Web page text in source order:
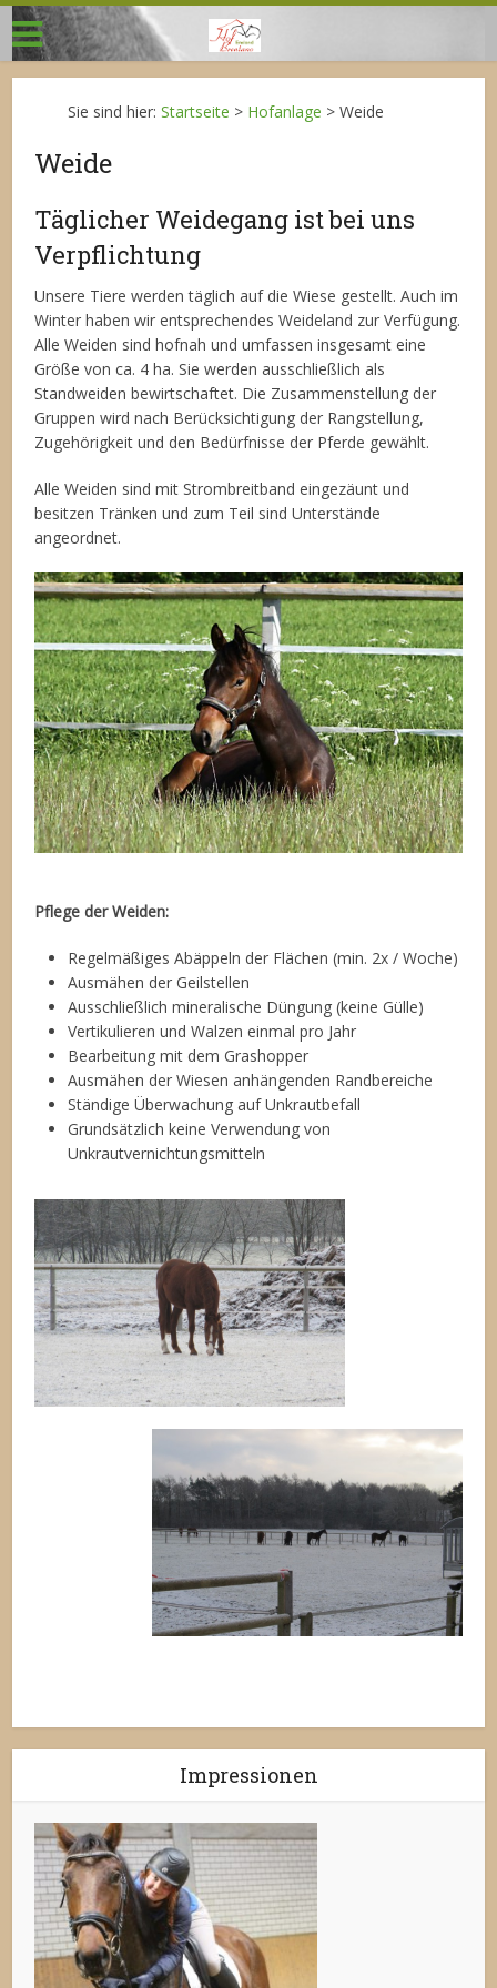
Sie sind hier:Startseite > Hofanlage >Weide
Weide
Täglicher Weidegang ist bei uns
Verpflichtung
Unsere Tiere werden täglich auf die Wiese gestellt. Auch im
Winter haben wir entsprechendes Weideland zur Verfügung.
Alle Weiden sind hofnah und umfassen insgesamt eine
Größe von ca. 4 ha. Sie werden ausschließlich als
Standweiden bewirtschaftet. Die Zusammenstellung der
Gruppen wird nach Berücksichtigung der Rangstellung,
Zugehörigkeit und den Bedürfnisse der Pferde gewählt.
Alle Weiden sind mit Strombreitband eingezäunt und
besitzen Tränken und zum Teil sind Unterstände
angeordnet.
Pflege der Weiden:
Regelmäßiges Abäppeln der Flächen (min. 2x / Woche)
Ausmähen der Geilstellen
Ausschließlich mineralische Düngung (keine Gülle)
Vertikulieren und Walzen einmal pro Jahr
Bearbeitung mit dem Grashopper
Ausmähen der Wiesen anhängenden Randbereiche
Ständige Überwachung auf Unkrautbefall
Grundsätzlich keine Verwendung von
Unkrautvernichtungsmitteln
Impressionen